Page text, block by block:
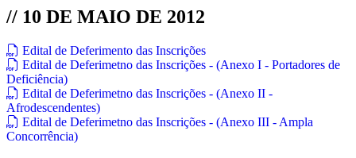
// 10 DE MAIO DE 2012
Edital de Deferimento das Inscrições
Edital de Deferimetno das Inscrições - (Anexo I - Portadores de
Deficiência)
Edital de Deferimetno das Inscrições - (Anexo II -
Afrodescendentes)
Edital de Deferimetno das Inscrições - (Anexo III - Ampla
Concorrência)